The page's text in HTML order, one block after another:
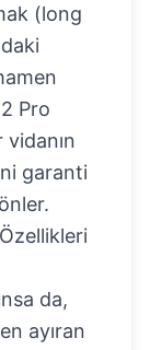
(long
Pro
garanti
da,
ayıran